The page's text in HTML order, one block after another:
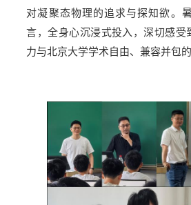
对凝聚态物理的追求与探知欲。
言，全身心沉浸式投入，深切感受
力与北京大学学术自由、兼容并包